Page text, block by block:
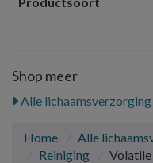
Shop meer
Alle lichaamsverzorging
Home Alle
Reiniging
Volatile